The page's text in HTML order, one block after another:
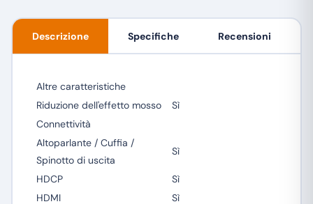
Descrizione Specifiche Recensioni
Altre caratteristiche
Riduzione dell'effetto mosso
Sì
Connettività
Altoparlante / Cuffia /
Spinotto di uscita
Sì
HDCP
Sì
HDMI
Sì